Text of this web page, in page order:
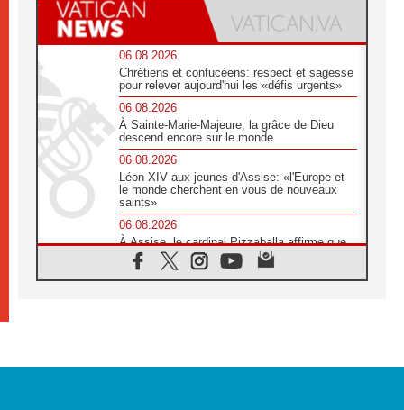
06.08.2026
Chrétiens et confucéens: respect et sagesse
pour relever aujourd'hui les «défis urgents»
06.08.2026
À Sainte-Marie-Majeure, la grâce de Dieu
descend encore sur le monde
06.08.2026
Léon XIV aux jeunes d'Assise: «l'Europe et
le monde cherchent en vous de nouveaux
saints»
06.08.2026
À Assise, le cardinal Pizzaballa affirme que
«les chrétiens veulent la paix»
06.08.2026